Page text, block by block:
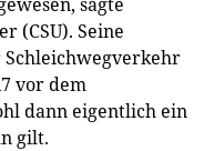
(CSU). Seine
Schleichwegverkehr
vor dem
dann eigentlich ein
gilt.